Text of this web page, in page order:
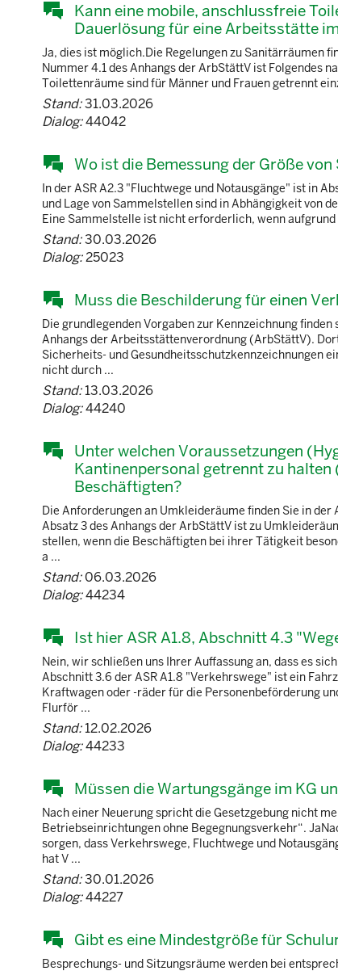
Kann eine mobile, anschlussfreie
Dauerlösung für eine Arbeitsstätte
Ja, dies ist möglich.Die Regelungen zu Sanitärräumen
Nummer 4.1 des Anhangs der ArbStättV ist Folgendes
Toilettenräume sind für Männer und Frauen getrennt
Stand:31.03.2026
Dialog:44042
Wo ist die Bemessung der Größe
In der ASR A2.3 "Fluchtwege und Notausgänge" ist in
und Lage von Sammelstellen sind in Abhängigkeit von
Eine Sammelstelle ist nicht erforderlich, wenn
Stand:30.03.2026
Dialog:25023
Muss die Beschilderung für einen
Die grundlegenden Vorgaben zur Kennzeichnung
Anhangs der Arbeitsstättenverordnung (ArbStättV).
Sicherheits- und Gesundheitsschutzkennzeichnungen
nicht durch ...
Stand:13.03.2026
Dialog:44240
Unter welchen Voraussetzungen
Kantinenpersonal getrennt zu
Beschäftigten?
Die Anforderungen an Umkleideräume finden Sie in
Absatz 3 des Anhangs der ArbStättV ist zu
stellen, wenn die Beschäftigten bei ihrer Tätigkeit
a ...
Stand:06.03.2026
Dialog:44234
Ist hier ASR A1.8, Abschnitt 4.3
Nein, wir schließen uns Ihrer Auffassung an, dass es
Abschnitt 3.6 der ASR A1.8 "Verkehrswege" ist ein
Kraftwagen oder -räder für die Personenbeförderung
Flurför ...
Stand:12.02.2026
Dialog:44233
Müssen die Wartungsgänge im KG
Nach einer Neuerung spricht die Gesetzgebung nicht
Betriebseinrichtungen ohne Begegnungsverkehr“.
sorgen, dass Verkehrswege, Fluchtwege und
hat V ...
Stand:30.01.2026
Dialog:44227
Gibt es eine Mindestgröße für
Besprechungs- und Sitzungsräume werden bei